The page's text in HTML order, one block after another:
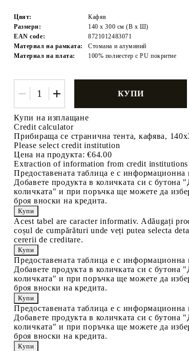
Цвят:
Кафяв
Размери:
140 x 300 см (В x Ш)
EAN code:
8721012483071
Материал на рамката:
Стомана и алуминий
Материал на плата:
100% полиестер с PU покритие
Купи на изплащане
Credit calculator
Прибираща се странична тента, кафява,
Please select credit institution
Цена на продукта: €64.00
Extraction of information from credit institutions
Предоставената таблица е с информационна
Добавете продукта в количката си с бутона
количката" и при поръчка ще можете да
броя вноски на кредита.
Acest tabel are caracter informativ. Adăugați
coșul de cumpărături unde veți putea selecta
cererii de creditare.
Предоставената таблица е с информационна
Добавете продукта в количката си с бутона
количката" и при поръчка ще можете да
броя вноски на кредита.
Предоставената таблица е с информационна
Добавете продукта в количката си с бутона
количката" и при поръчка ще можете да
броя вноски на кредита.